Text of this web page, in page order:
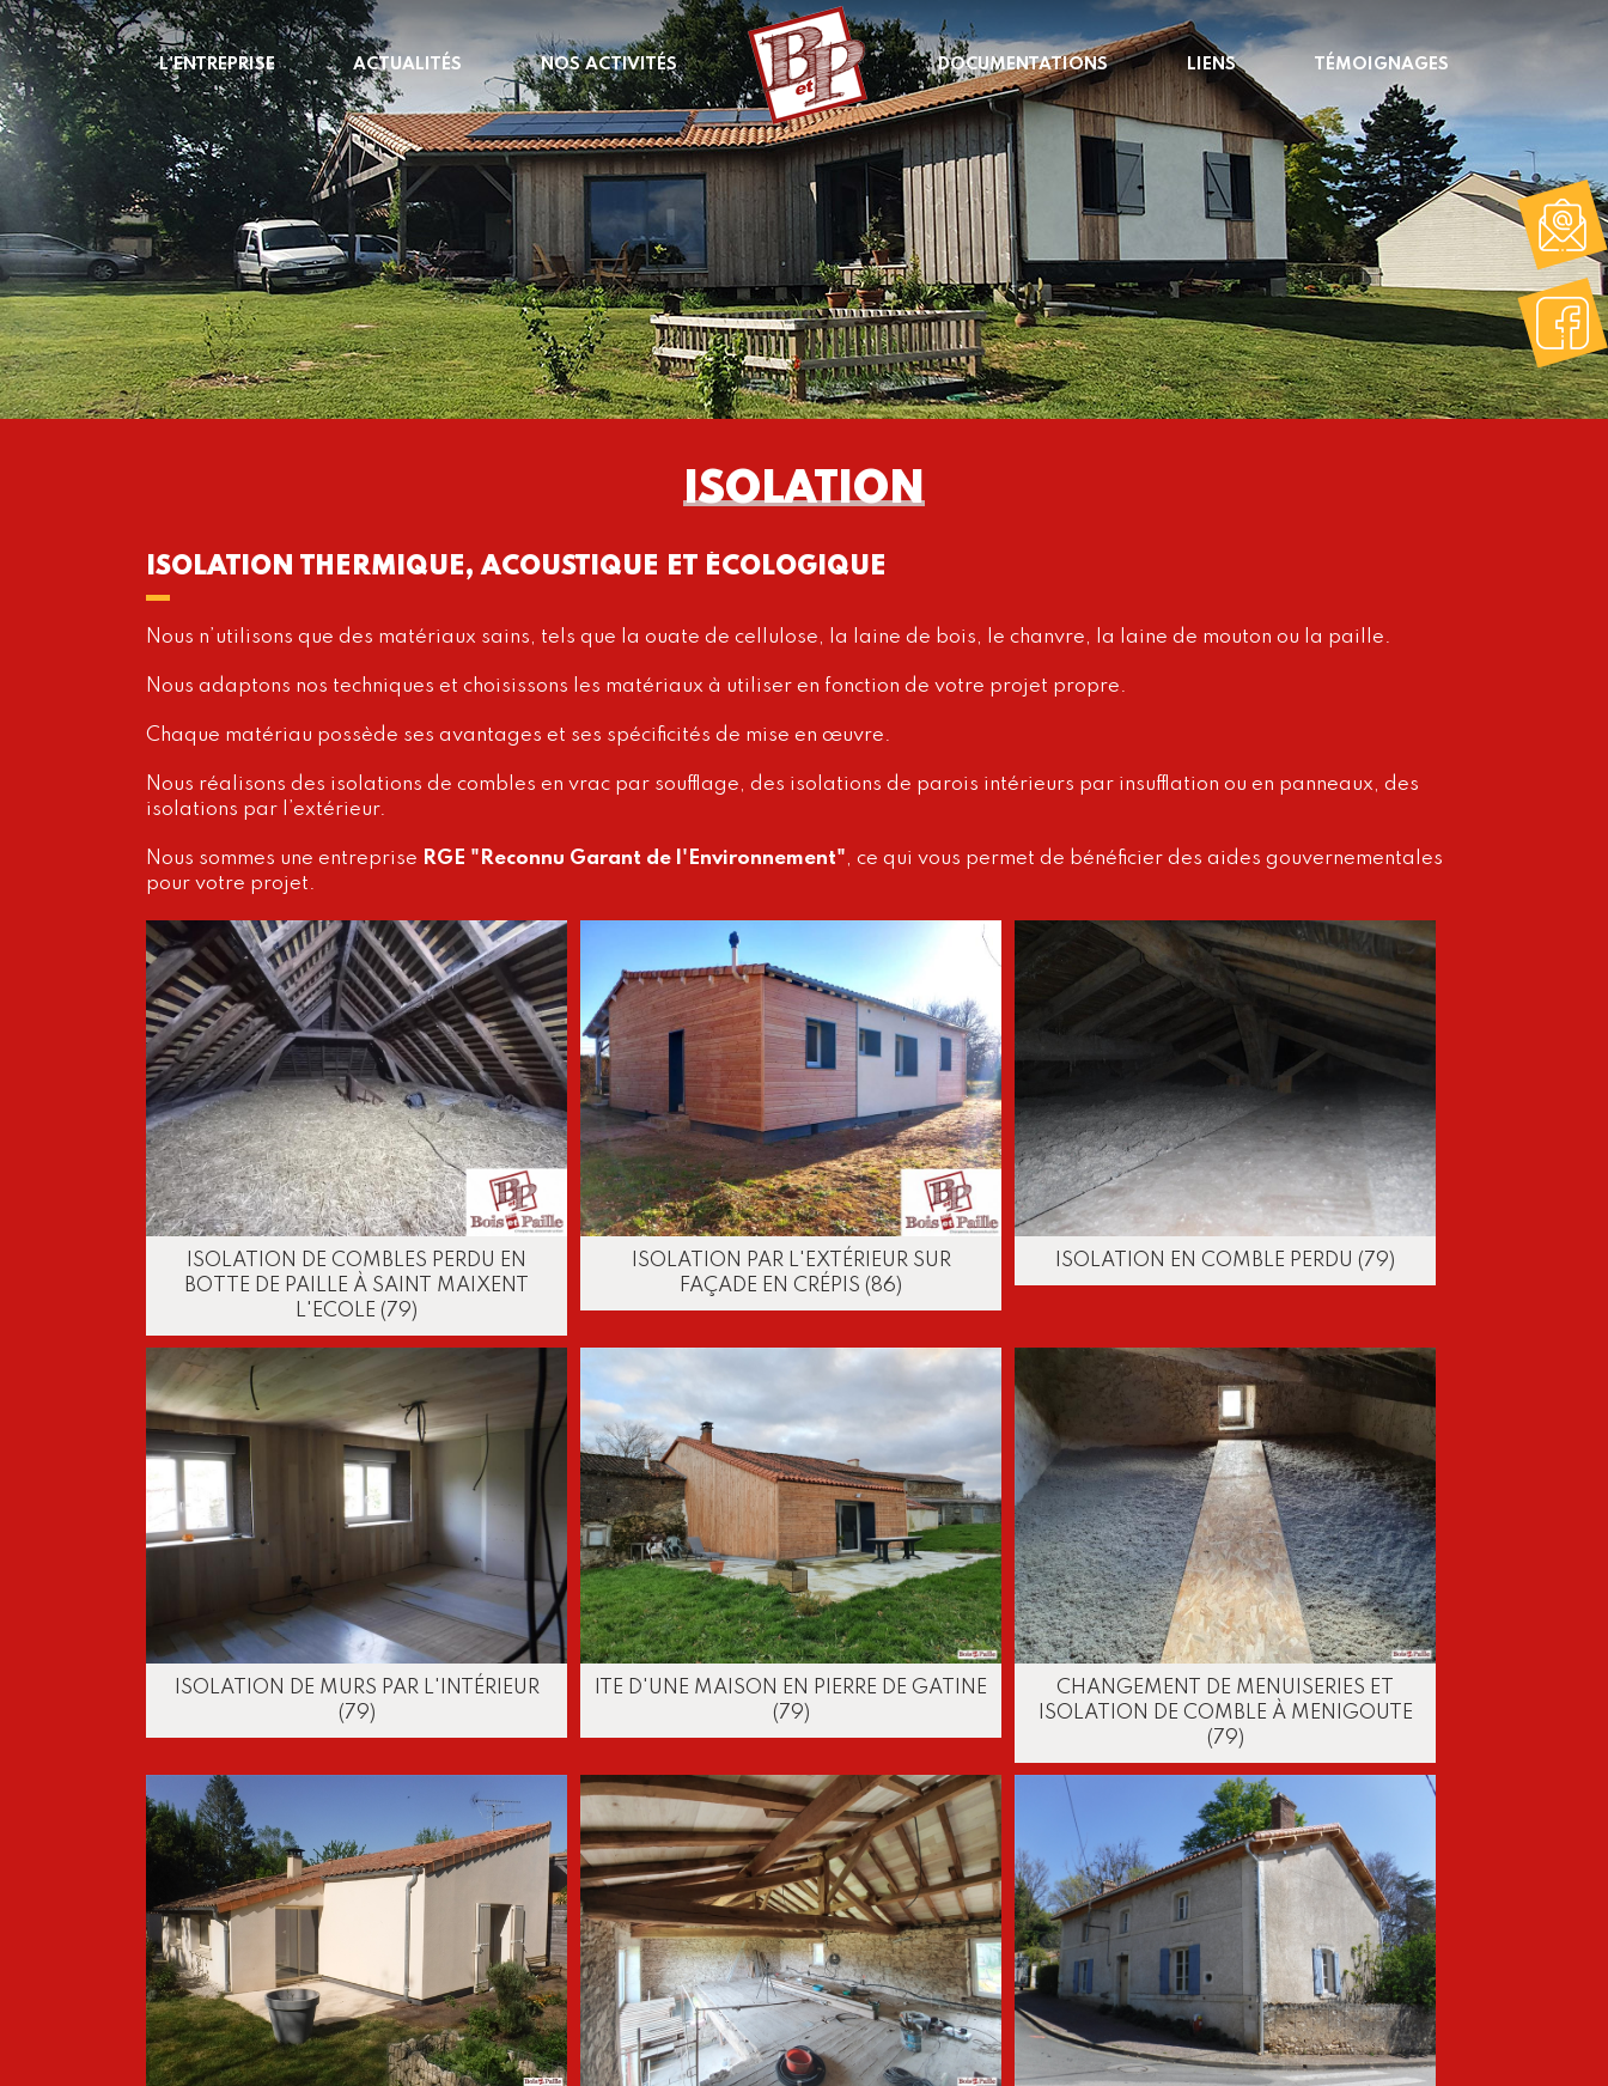
L'ENTREPRISE ACTUALITÉS NOS ACTIVITÉS DOCUMENTATIONS LIENS TÉMOIGNAGES
ISOLATION
ISOLATION THERMIQUE, ACOUSTIQUE ET ÉCOLOGIQUE
Nous n’utilisons que des matériaux sains, tels que la ouate de cellulose, la laine de bois, le chanvre, la laine de mouton ou la paille.
Nous adaptons nos techniques et choisissons les matériaux à utiliser en fonction de votre projet propre.
Chaque matériau possède ses avantages et ses spécificités de mise en œuvre.
Nous réalisons des isolations de combles en vrac par soufflage, des isolations de parois intérieurs par insufflation ou en panneaux, des
isolations par l’extérieur.
Nous sommes une entreprise RGE " Reconnu Garant de l'Environnement", ce qui vous permet de bénéficier des aides gouvernementales
pour votre projet.
ISOLATION DE COMBLES PERDU EN
BOTTE DE PAILLE À SAINT MAIXENT
L'ECOLE (79)
ISOLATION PAR L'EXTÉRIEUR SUR
FAÇADE EN CRÉPIS (86)
ISOLATION EN COMBLE PERDU (79)
ISOLATION DE MURS PAR L'INTÉRIEUR
(79)
ITE D'UNE MAISON EN PIERRE DE GATINE
(79)
CHANGEMENT DE MENUISERIES ET
ISOLATION DE COMBLE À MENIGOUTE
(79)